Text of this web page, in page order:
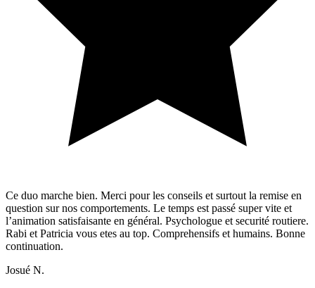
Ce duo marche bien. Merci pour les conseils et surtout la remise en
question sur nos comportements. Le temps est passé super vite et
l’animation satisfaisante en général. Psychologue et securité routiere.
Rabi et Patricia vous etes au top. Comprehensifs et humains. Bonne
continuation.
Josué N.